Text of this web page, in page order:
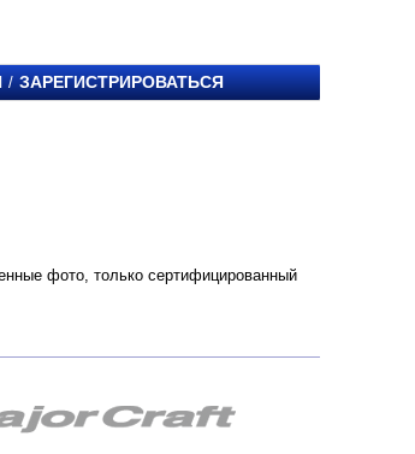
/ ЗАРЕГИСТРИРОВАТЬСЯ
фото, только сертифицированный